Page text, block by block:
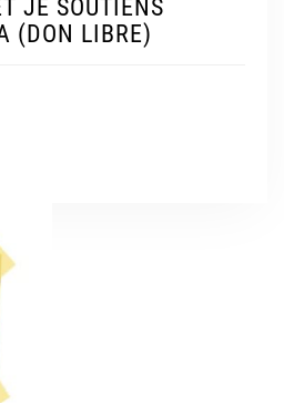
JE SOUTIENS
(DON LIBRE)